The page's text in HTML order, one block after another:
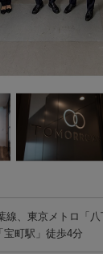
線、東京メトロ「
宝町駅」徒歩4分